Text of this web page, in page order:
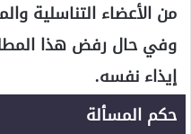
من الأعضاء التناسلية
وفي حال رفض هذا
إيذاء نفسه.
حكم المسألة